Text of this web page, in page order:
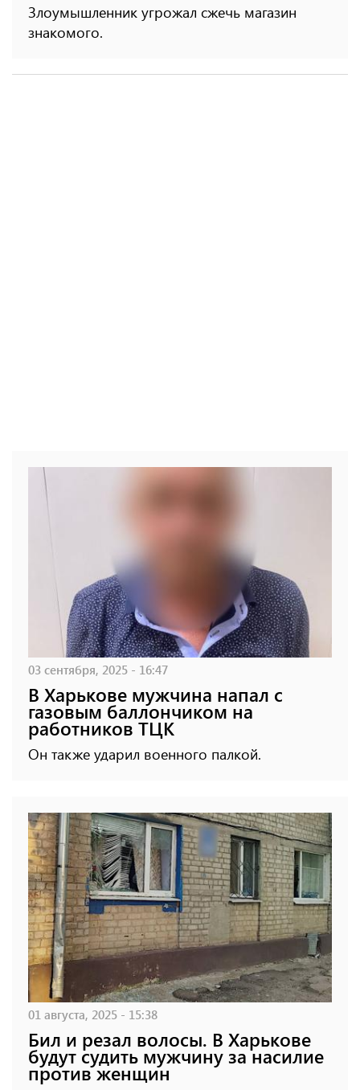
Злоумышленник угрожал сжечь магазин
знакомого.
03 сентября, 2025 - 16:47
В Харькове мужчина напал с
газовым баллончиком на
работников ТЦК
Он также ударил военного палкой.
01 августа, 2025 - 15:38
Бил и резал волосы. В Харькове
будут судить мужчину за насилие
против женщин